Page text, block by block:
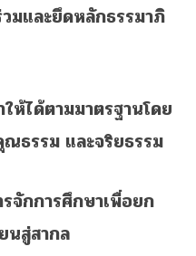
มและยึดหลักธรรมาภิ
ได้ตามมาตรฐานโดย
ธรรม และจริยธรรม
กการศึกษาเพื่อยก
นสู่สากล